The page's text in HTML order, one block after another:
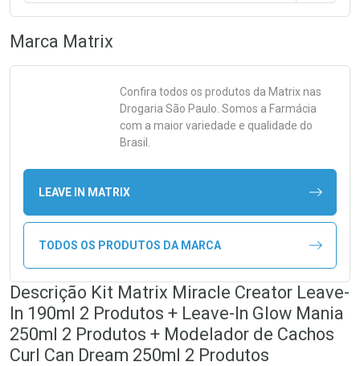
Marca Matrix
Confira todos os produtos da Matrixnas
Drogaria São Paulo. Somos a Farmácia
com a maior variedade e qualidade do
Brasil.
LEAVE IN MATRIX
TODOS OS PRODUTOS DA MARCA
Descrição Kit Matrix Miracle Creator Leave-
In 190ml 2 Produtos + Leave-In Glow Mania
250ml 2 Produtos + Modelador de Cachos
Curl Can Dream 250ml 2 Produtos